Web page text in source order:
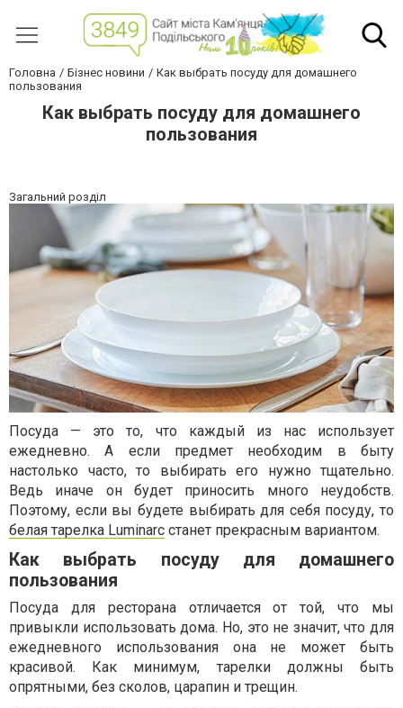
Головна Бізнес новини
Как выбрать посуду для домашнего
пользования
Как выбрать посуду для домашнего
пользования
Загальний розділ
Посуда — это то, что каждый из нас использует
ежедневно. А если предмет необходим в быту
настолько часто, то выбирать его нужно тщательно.
Ведь иначе он будет приносить много неудобств.
Поэтому, если вы будете выбирать для себя посуду, то
белая тарелка Luminarc станет прекрасным вариантом.
Как выбрать посуду для домашнего
пользования
Посуда для ресторана отличается от той, что мы
привыкли использовать дома. Но, это не значит, что для
ежедневного использования она не может быть
красивой. Как минимум, тарелки должны быть
опрятными, без сколов, царапин и трещин.